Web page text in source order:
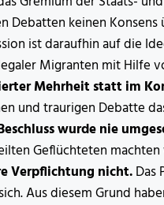
Debatten keinen
ist daraufhin auf die
Migranten mit Hilfe
Mehrheit statt im
und traurigen Debatte
wurde nie
Geflüchteten machten
Verpflichtung nicht.Das
Aus diesem Grund